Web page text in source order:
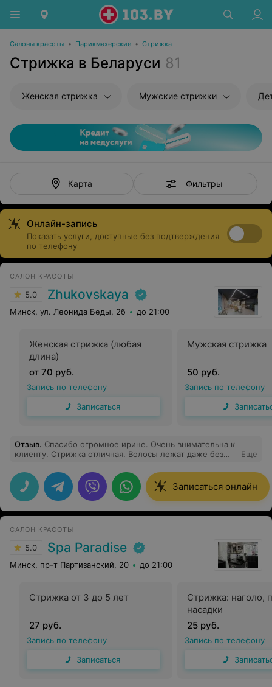
Салоны красоты • Парикмахерские • Стрижка
Стрижка в Беларуси 81
Женская стрижка Мужские стрижки
Карта Фильтры
Онлайн-запись
Показать услуги, доступные без подтверждения
по телефону
САЛОН КРАСОТЫ
5.0 Zhukovskaya
Минск, ул. Леонида Беды, 2б до 21:00
Женская стрижка (любая
длина)
от 70 руб.
Запись по телефону
Записаться
Мужская стрижка
50 руб.
Запись по телефону
Отзыв. Спасибо огромное ирине. Очень внимательна к
клиенту. Стрижка отличная. Волосы лежат даже без
Еще
Записаться онлайн
САЛОН КРАСОТЫ
5.0 Spa Paradise
Минск, пр-т Партизанский, 20 до 21:00
Cтрижка от 3 до 5 лет
27 руб.
Запись по телефону
Записаться
Стрижка: наголо,
насадки
25 руб.
Запись по телефону